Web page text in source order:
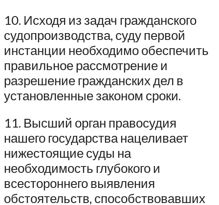
10. Исходя из задач гражданского
судопроизводства, суду первой
инстанции необходимо обеспечить
правильное рассмотрение и
разрешение гражданских дел в
установленные законом сроки.
11. Высший орган правосудия
нашего государства нацеливает
нижестоящие суды на
необходимость глубокого и
всестороннего выявления
обстоятельств, способствовавших